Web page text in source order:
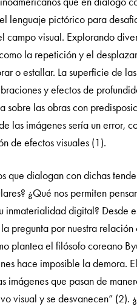
lenguaje pictórico para
visual. Explorando
la repetición y el
o estallar. La superficie de
y efectos de
sobre las obras con
las imágenes sería un error,
de efectos visuales (1).
que dialogan con dichas
¿Qué nos permiten
digital? Desde
pregunta por nuestra
plantea el filósofo coreano
hace imposible la demora.
imágenes que pasan de
visual y se desvanecen” (2).